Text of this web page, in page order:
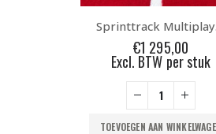
€ 650,00
TOEVOEGEN AAN WINKELWAGEN